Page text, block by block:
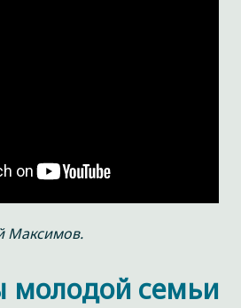
Максимов.
молодой семьи